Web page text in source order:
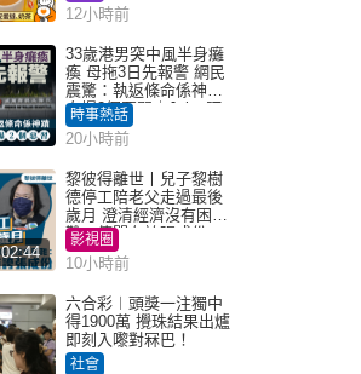
12小時前
33歲港男突中風半身癱
瘓 母拖3日先報警 網民
震驚：執返條命係神蹟
自爆2個惡習｜Juicy叮
時事熱話
20小時前
02:44
黎彼得離世丨兒子黎樹
德停工陪老父走過最後
歲月 澄清經濟沒有困
難：傳聞有誇張成份
影視圈
10小時前
六合彩︱頭獎一注獨中
得1900萬 攪珠結果出爐
即刻入嚟對冧巴！
社會